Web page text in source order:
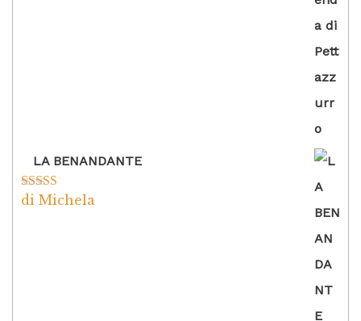
LA BENANDANTE
Valutato5su
di Michela